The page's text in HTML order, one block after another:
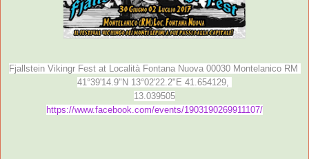
Fjallstein Vikingr Fest at Località Fontana Nuova 00030 Montelanico RM
41°39'14.9"N 13°02'22.2"E 41.654129,
13.039505
https://www.facebook.com/events/1903190269911107/